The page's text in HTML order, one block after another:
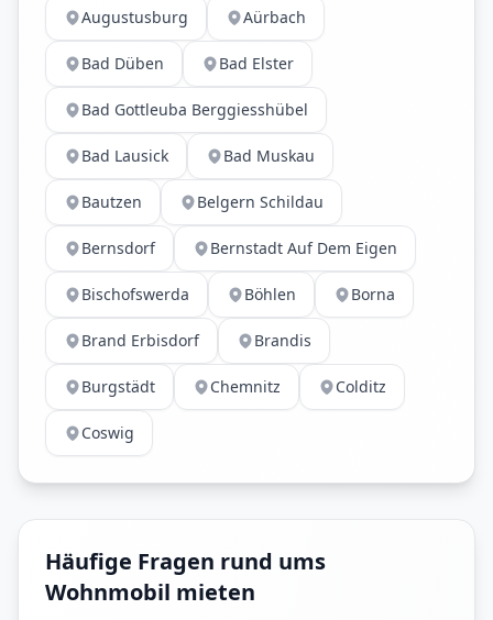
Augustusburg Aürbach
Bad Düben Bad Elster
Bad Gottleuba Berggiesshübel
Bad Lausick Bad Muskau
Bautzen Belgern Schildau
Bernsdorf Bernstadt Auf Dem Eigen
Bischofswerda Böhlen Borna
Brand Erbisdorf Brandis
Burgstädt Chemnitz Colditz
Coswig
Häufige Fragen rund ums
Wohnmobil mieten